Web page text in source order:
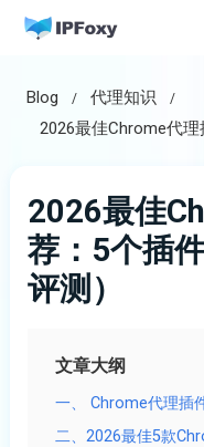
Blog
代理知识
2026最佳
荐：5个插
评测）
文章大纲
一、 Chrome代理插
二、2026最佳5款